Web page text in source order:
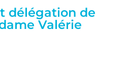
délégation de
Valérie